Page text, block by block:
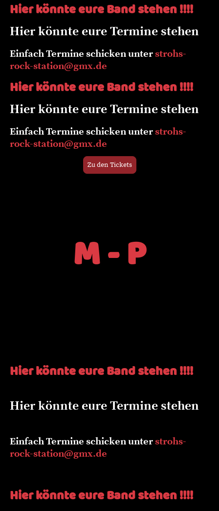
Hier könnte eure Band stehen !!!!
Hier könnte eure Termine stehen
Einfach Termine schicken unter strohs-
rock-station@gmx.de
Hier könnte eure Band stehen !!!!
Hier könnte eure Termine stehen
Einfach Termine schicken unter strohs-
rock-station@gmx.de
Zu den Tickets
M - P
Hier könnte eure Band stehen !!!!
Hier könnte eure Termine stehen
Einfach Termine schicken unter strohs-
rock-station@gmx.de
Hier könnte eure Band stehen !!!!